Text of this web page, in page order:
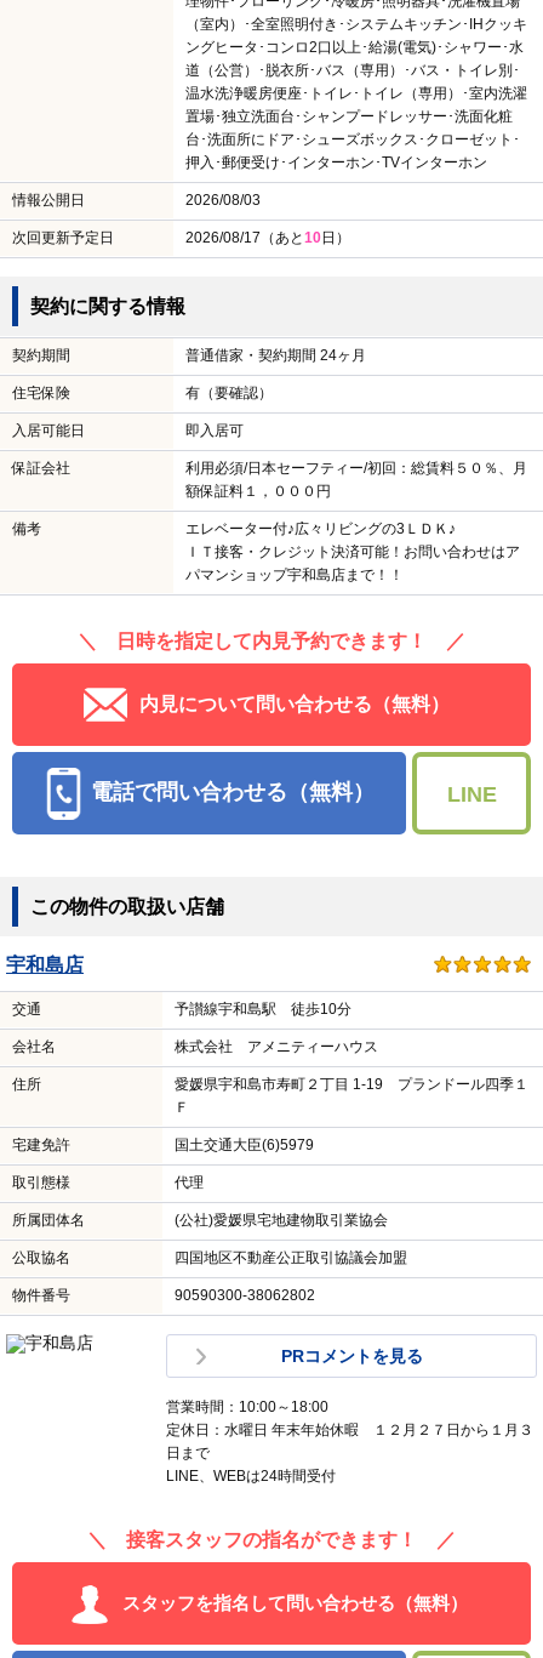
（室内）･全室照明付き･システムキッチン･IHクッキ
ングヒータ･コンロ2口以上･給湯(電気)･シャワー･水
道（公営）･脱衣所･バス（専用）･バス・トイレ別･
温水洗浄暖房便座･トイレ･トイレ（専用）･室内洗濯
置場･独立洗面台･シャンプードレッサー･洗面化粧
台･洗面所にドア･シューズボックス･クローゼット･
押入･郵便受け･インターホン･TVインターホン
情報公開日 2026/08/03
次回更新予定日 2026/08/17（あと10日）
契約に関する情報
契約期間 普通借家・契約期間 24ヶ月
住宅保険 有（要確認）
入居可能日 即入居可
保証会社
利用必須/日本セーフティー/初回：総賃料５０％、月
額保証料１，０００円
備考
エレベーター付♪広々リビングの3ＬＤＫ♪
ＩＴ接客・クレジット決済可能！お問い合わせはア
パマンショップ宇和島店まで！！
＼ 日時を指定して内見予約できます！ ／
内見について問い合わせる（無料）
電話で問い合わせる（無料） LINE
この物件の取扱い店舗
宇和島店
交通 予讃線宇和島駅 徒歩10分
会社名 株式会社 アメニティーハウス
住所
愛媛県宇和島市寿町２丁目 1-19 プランドール四季１
Ｆ
宅建免許 国土交通大臣(6)5979
取引態様 代理
所属団体名 (公社)愛媛県宅地建物取引業協会
公取協名 四国地区不動産公正取引協議会加盟
物件番号 90590300-38062802
PRコメントを見る
営業時間：10:00～18:00
定休日：水曜日 年末年始休暇 １２月２７日から１月３
日まで
LINE、WEBは24時間受付
＼ 接客スタッフの指名ができます！ ／
スタッフを指名して問い合わせる（無料）